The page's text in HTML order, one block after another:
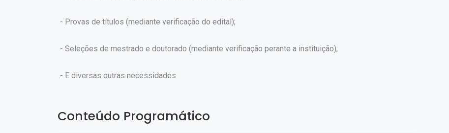
- Provas de títulos (mediante verificação do edital);
- Seleções de mestrado e doutorado (mediante verificação perante a instituição);
- E diversas outras necessidades.
Conteúdo Programático